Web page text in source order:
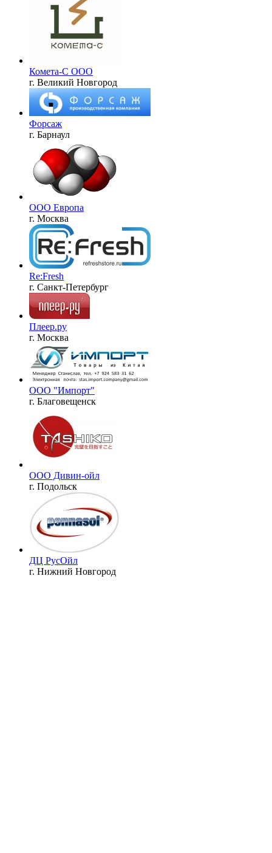
Комета-С ООО
г. Великий Новгород
Форсаж
г. Барнаул
ООО Европа
г. Москва
Re:Fresh
г. Санкт-Петербург
Плеер.ру
г. Москва
ООО "Импорт"
г. Благовещенск
ООО Дивин-ойл
г. Подольск
ДЦ РусОйл
г. Нижний Новгород